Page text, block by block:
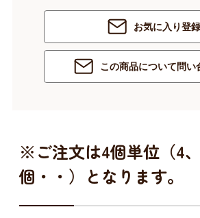
お気に入り登録
この商品について問い
※ご注文は4個単位（4
個・・）となります。